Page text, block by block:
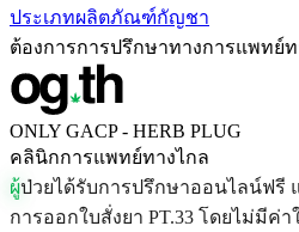
ประเภทผลิตภัณฑ์กัญชา
ต้องการการปรึกษาทางการแพทย์ท
ONLY GACP - HERB PLUG
คลินิกการแพทย์ทางไกล
ผปวยไดรบการปรกษาออนไลนฟร
การออกใบสงยา PT.33 โดยไมมคา